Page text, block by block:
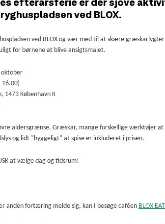
efterårsferie er der sjove
ved BLOX.
ved BLOX og vær med til at skære
for børnene at blive ansigtsmalet.
oktober
16.00)
1473 København K
aldersgrænse. Græskar, mange forskellige værktøjer
og lidt ”hyggeligt” at spise er inkluderet i prisen.
at vælge dag og tidsrum!
anden fortæring melde sig, kan I besøge caféen BLOX